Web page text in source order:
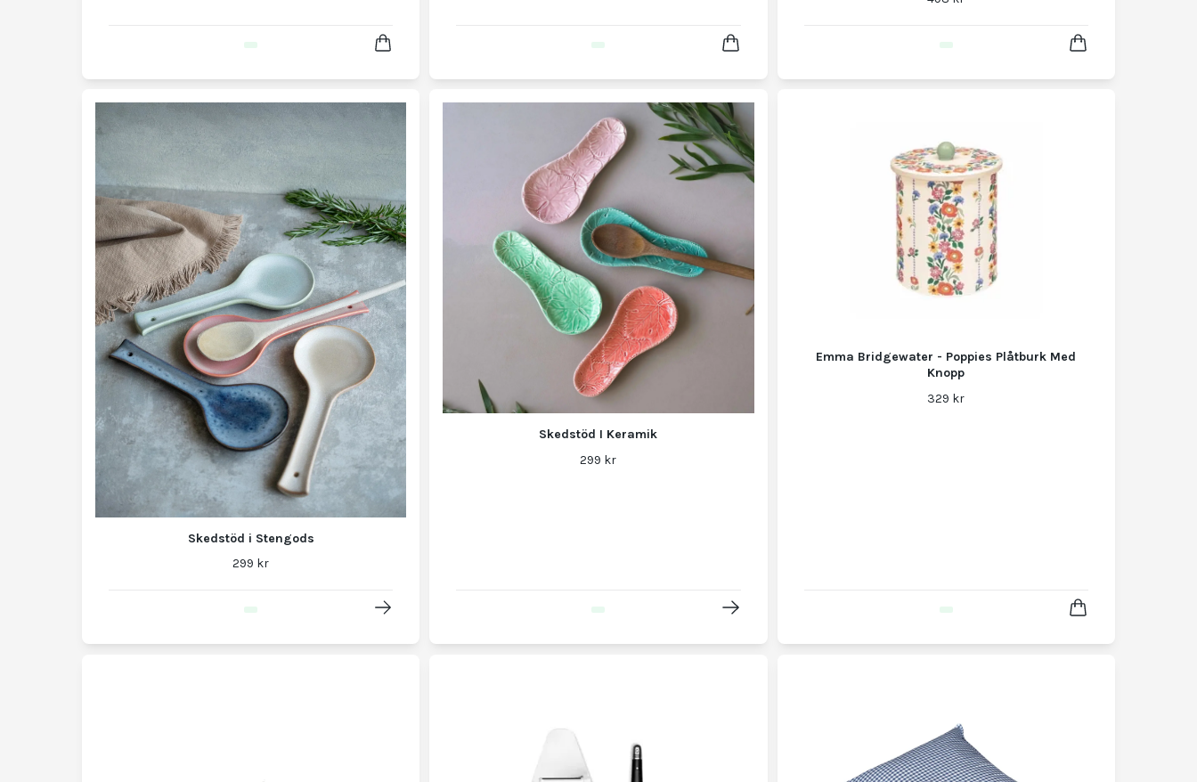
Skedstöd i Stengods
299 kr
Skedstöd I Keramik
299 kr
Emma Bridgewater - Poppies Plåtburk Med
Knopp
329 kr